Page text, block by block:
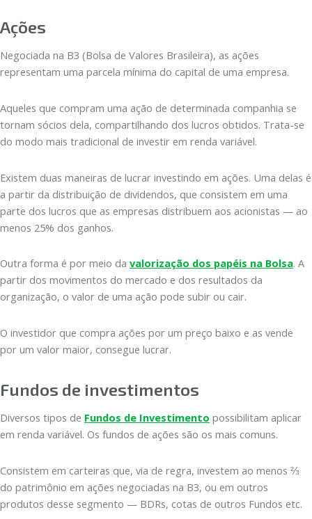
Ações
Negociada na B3 (Bolsa de Valores Brasileira), as ações
representam uma parcela mínima do capital de uma empresa.
Aqueles que compram uma ação de determinada companhia se
tornam sócios dela, compartilhando dos lucros obtidos. Trata-se
do modo mais tradicional de investir em renda variável.
Existem duas maneiras de lucrar investindo em ações. Uma delas é
a partir da distribuição de dividendos, que consistem em uma
parte dos lucros que as empresas distribuem aos acionistas — ao
menos 25% dos ganhos.
Outra forma é por meio da valorização dos papéis na Bolsa. A
partir dos movimentos do mercado e dos resultados da
organização, o valor de uma ação pode subir ou cair.
O investidor que compra ações por um preço baixo e as vende
por um valor maior, consegue lucrar.
Fundos de investimentos
Diversos tipos de Fundos de Investimento possibilitam aplicar
em renda variável. Os fundos de ações são os mais comuns.
Consistem em carteiras que, via de regra, investem ao menos ⅔
do patrimônio em ações negociadas na B3, ou em outros
produtos desse segmento — BDRs, cotas de outros Fundos etc.